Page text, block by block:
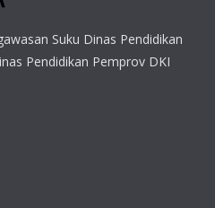
Suku Dinas Pendidikan
Pendidikan Pemprov DKI